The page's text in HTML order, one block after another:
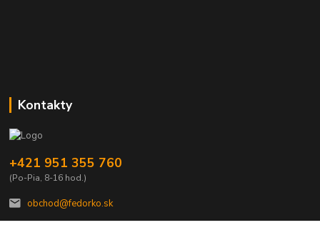
Kontakty
+421 951 355 760
(Po-Pia, 8-16 hod.)
obchod@fedorko.sk